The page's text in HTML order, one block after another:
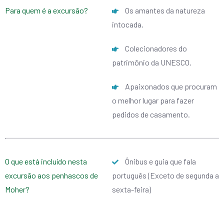
Para quem é a excursão?
Os amantes da natureza
intocada.
Colecionadores do
patrimônio da UNESCO.
Apaixonados que procuram
o melhor lugar para fazer
pedidos de casamento.
O que está incluído nesta
excursão aos penhascos de
Moher?
Ônibus e guia que fala
português (Exceto de segunda a
sexta-feira)